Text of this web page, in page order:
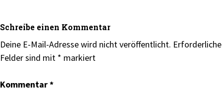
Schreibe einen Kommentar
Deine E-Mail-Adresse wird nicht veröffentlicht. Erforderliche
Felder sind mit * markiert
Kommentar*